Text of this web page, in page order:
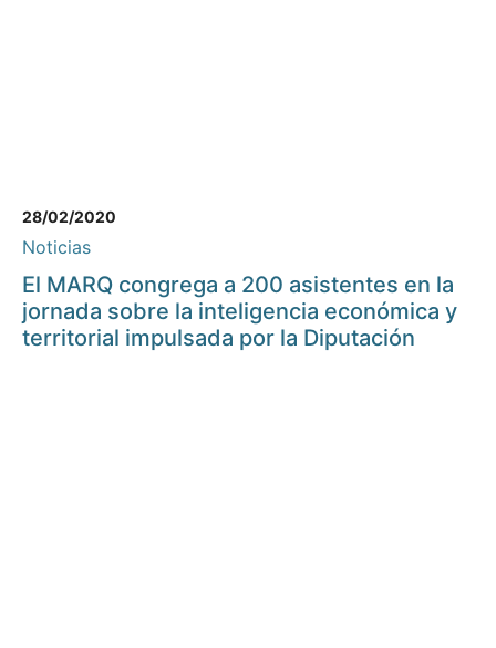
28/02/2020
Noticias
El MARQ congrega a 200 asistentes en la
jornada sobre la inteligencia económica y
territorial impulsada por la Diputación